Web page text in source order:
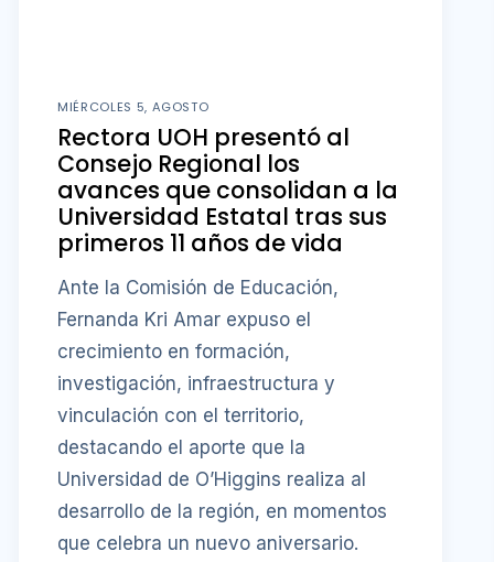
MIÉRCOLES 5, AGOSTO
Rectora UOH presentó al
Consejo Regional los
avances que consolidan a la
Universidad Estatal tras sus
primeros 11 años de vida
Ante la Comisión de Educación,
Fernanda Kri Amar expuso el
crecimiento en formación,
investigación, infraestructura y
vinculación con el territorio,
destacando el aporte que la
Universidad de O’Higgins realiza al
desarrollo de la región, en momentos
que celebra un nuevo aniversario.